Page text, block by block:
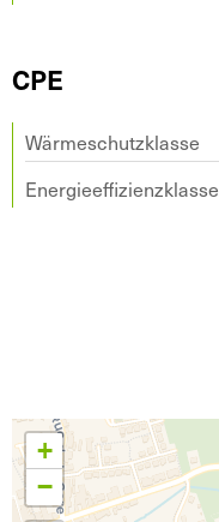
CPE
Wärmeschutzklasse
Energieeffizienzklasse
+
−